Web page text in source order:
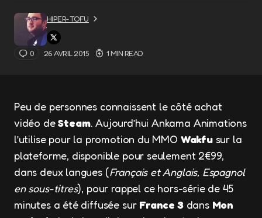
HIPER-TOFU
0 26 AVRIL 2015 1 MIN READ
Peu de personnes connaissent le côté achat
vidéo deSteam. Aujourd’hui Ankama Animations
l’utilise pour la promotion du MMO Wakfusur la
plateforme, disponible pour seulement 2€99,
dans deux langues (Français et Anglais, Espagnol
en sous-titres), pour rappel ce hors-série de 45
minutes a été diffusée sur France 3dans Mon